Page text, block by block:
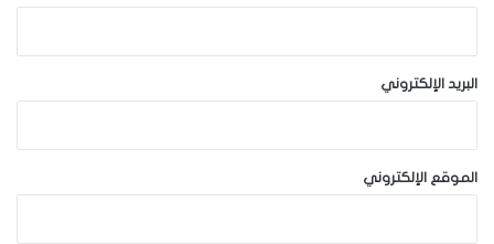
البريد الإلكتروني
الموقع الإلكتروني